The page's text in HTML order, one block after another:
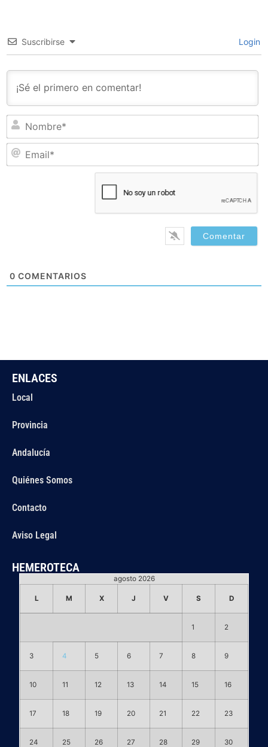
Suscribirse Login
0 COMENTARIOS
ENLACES
Local
Provincia
Andalucía
Quiénes Somos
Contacto
Aviso Legal
HEMEROTECA
agosto 2026
L M X J V S D
1 2
3 4 5 6 7 8 9
10 11 12 13 14 15 16
17 18 19 20 21 22 23
24 25 26 27 28 29 30